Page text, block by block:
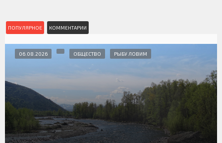
ПОПУЛЯРНОЕ КОММЕНТАРИИ
06.08.2026 ОБЩЕСТВО РЫБУ ЛОВИМ